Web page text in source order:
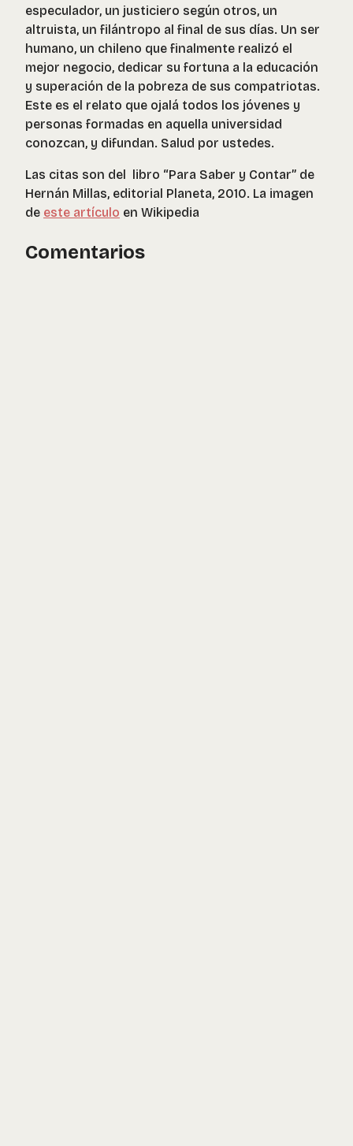
especulador, un justiciero según otros, un
altruista, un filántropo al final de sus días. Un ser
humano, un chileno que finalmente realizó el
mejor negocio, dedicar su fortuna a la educación
y superación de la pobreza de sus compatriotas.
Este es el relato que ojalá todos los jóvenes y
personas formadas en aquella universidad
conozcan, y difundan. Salud por ustedes.
Las citas son del libro “Para Saber y Contar” de
Hernán Millas, editorial Planeta, 2010. La imagen
de este artículo en Wikipedia
Comentarios